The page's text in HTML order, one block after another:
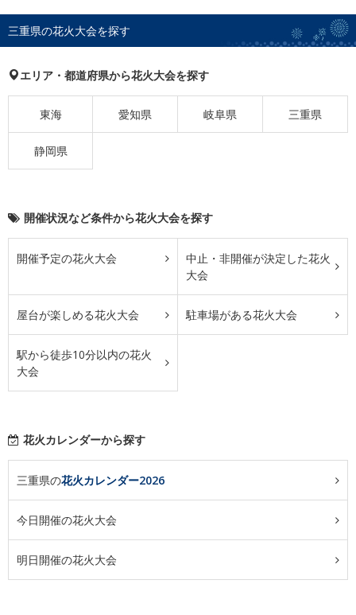
三重県の花火大会を探す
エリア・都道府県から花火大会を探す
東海 愛知県 岐阜県 三重県
静岡県
開催状況など条件から花火大会を探す
開催予定の花火大会
中止・非開催が決定した花火
大会
屋台が楽しめる花火大会 駐車場がある花火大会
駅から徒歩10分以内の花火
大会
花火カレンダーから探す
三重県の花火カレンダー2026
今日開催の花火大会
明日開催の花火大会